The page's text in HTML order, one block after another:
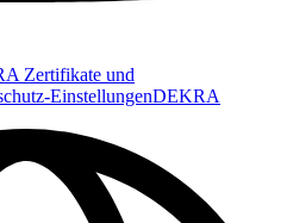
Zertifikate und
EinstellungenDEKRA